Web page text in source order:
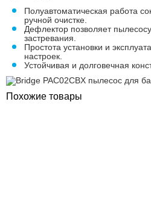
Полуавтоматическая работа
ручной очистке.
Дефлектор позволяет
застревания.
Простота установки и
настроек.
Устойчивая и долговечная
Похожие товары